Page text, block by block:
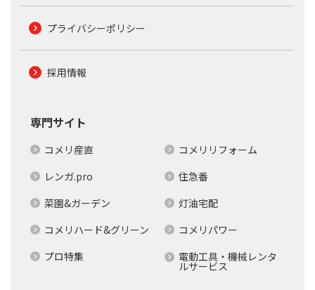
プライバシーポリシー
採用情報
専門サイト
コメリ産直
コメリリフォーム
レンガ.pro
住急番
菜園&ガーデン
灯油宅配
コメリハード&グリーン
コメリパワー
プロ特集
電動工具・機械レンタ
ルサービス